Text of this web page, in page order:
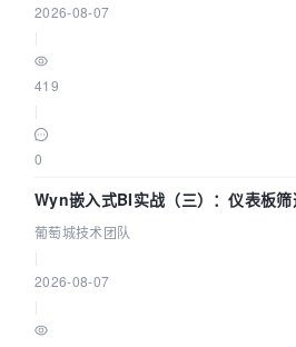
2026-08-07
419
0
Wyn嵌入式BI实战（三）：仪表板
数联动全闭环
葡萄城技术团队
2026-08-07